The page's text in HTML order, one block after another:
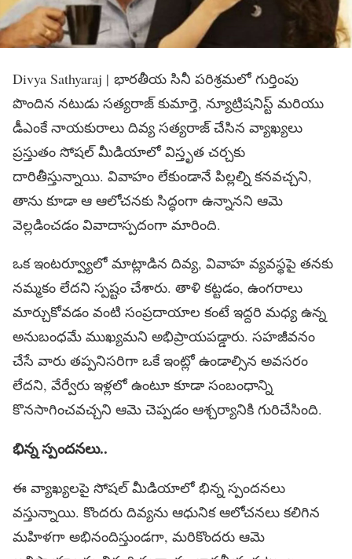
Divya Sathyaraj | భారతీయ సినీ పరిశ్రమలో గుర్తింపు
పొందిన నటుడు సత్యరాజ్ కుమార్తె, న్యూట్రిషనిస్ట్ మరియు
డీఎంకే నాయకురాలు దివ్య సత్యరాజ్ చేసిన వ్యాఖ్యలు
ప్రస్తుతం సోషల్ మీడియాలో విస్తృత చర్చకు
దారితీస్తున్నాయి. వివాహం లేకుండానే పిల్లల్ని కనవచ్చని,
తాను కూడా ఆ ఆలోచనకు సిద్ధంగా ఉన్నానని ఆమె
వెల్లడించడం వివాదాస్పదంగా మారింది.
ఒక ఇంటర్వ్యూలో మాట్లాడిన దివ్య, వివాహ వ్యవస్థపై తనకు
నమ్మకం లేదని స్పష్టం చేశారు. తాళి కట్టడం, ఉంగరాలు
మార్చుకోవడం వంటి సంప్రదాయాల కంటే ఇద్దరి మధ్య ఉన్న
అనుబంధమే ముఖ్యమని అభిప్రాయపడ్డారు. సహజీవనం
చేసే వారు తప్పనిసరిగా ఒకే ఇంట్లో ఉండాల్సిన అవసరం
లేదని, వేర్వేరు ఇళ్లలో ఉంటూ కూడా సంబంధాన్ని
కొనసాగించవచ్చని ఆమె చెప్పడం ఆశ్చర్యానికి గురిచేసింది.
భిన్న స్పంద‌న‌లు..
ఈ వ్యాఖ్యలపై సోషల్ మీడియాలో భిన్న స్పందనలు
వస్తున్నాయి. కొందరు దివ్యను ఆధునిక ఆలోచనలు కలిగిన
మహిళగా అభినందిస్తుండగా, మరికొందరు ఆమె